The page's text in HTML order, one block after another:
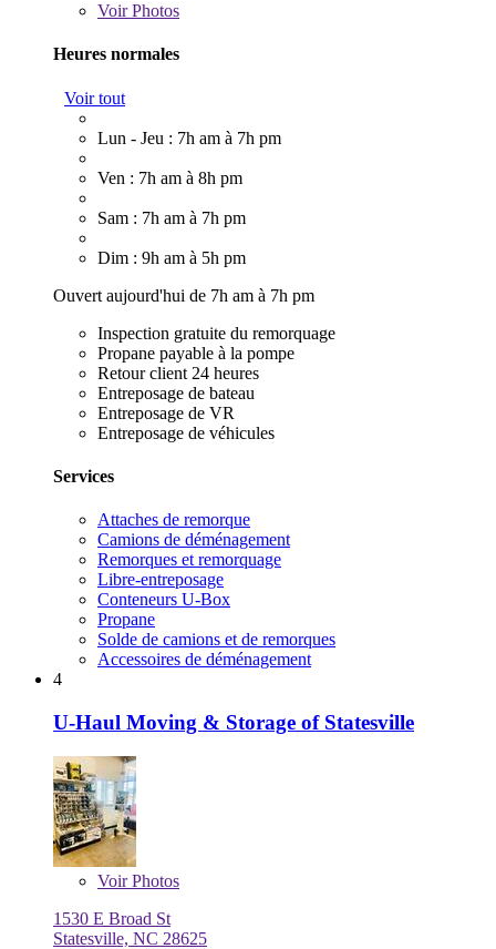
VoirPhotos
Heures normales
Voir tout
Lun - Jeu : 7h am à 7h pm
Ven : 7h am à 8h pm
Sam : 7h am à 7h pm
Dim : 9h am à 5h pm
Ouvert aujourd'hui de 7h am à 7h pm
Inspection gratuite du remorquage
Propane payable à la pompe
Retour client 24 heures
Entreposage de bateau
Entreposage de VR
Entreposage de véhicules
Services
Attaches de remorque
Camions de déménagement
Remorques et remorquage
Libre-entreposage
Conteneurs U-Box
Propane
Solde de camions et de remorques
Accessoires de déménagement
4
U-Haul Moving & Storage of Statesville
VoirPhotos
1530 E Broad St
Statesville, NC 28625